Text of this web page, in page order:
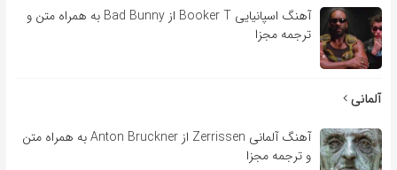
آهنگ اسپانیایی Booker T از Bad Bunny به همراه متن و
ترجمه مجزا
آلمانی
آهنگ آلمانی Zerrissen از Anton Bruckner به همراه متن
و ترجمه مجزا